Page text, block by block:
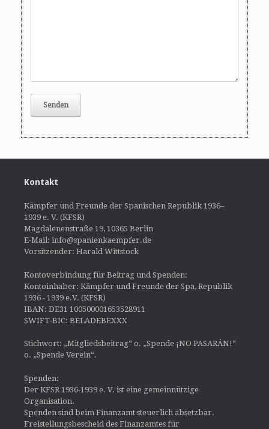
Kontakt
Kämpfer und Freunde der Spanischen Republik 1936–
1939 e. V. (KFSR)
Magdalenenstraße 19, 10365 Berlin
E-Mail: info@spanienkaempfer.de
Vorsitzender: Harald Wittstock
Kontoverbindung für Beitrag und Spenden:
Kontoinhaber: Kämpfer und Freunde der Spa, Republik
1936 - 1939 e.V. (KFSR)
IBAN: DE31 100500001653528911
SWIFT-BIC: BELADEBEXXX
Stichwort: „Mitgliedsbeitrag“ o. „Spende ¡NO PASARÁN!“
o. „Spende Verein“.
Spenden:
Der KFSR 1936-1939 e. V. ist eine gemeinnützige
Organisation.
Spenden sind beim Finanzamt steuerlich absetzbar.
Freistellungsbescheid des Finanzamtes für